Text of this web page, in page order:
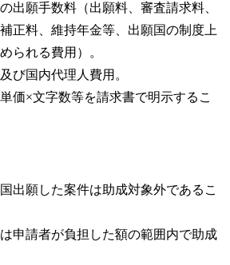
出願手数料（出願料、審査請求料、
正料、維持年金等、出願国の制度上
られる費用）。
び国内代理人費用。
価×文字数等を請求書で明示するこ
出願した案件は助成対象外であるこ
申請者が負担した額の範囲内で助成